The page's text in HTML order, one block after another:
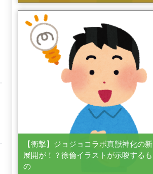
【衝撃】ジョジョコラボ真獣神化の新
展開が！？徐倫イラストが示唆するも
の